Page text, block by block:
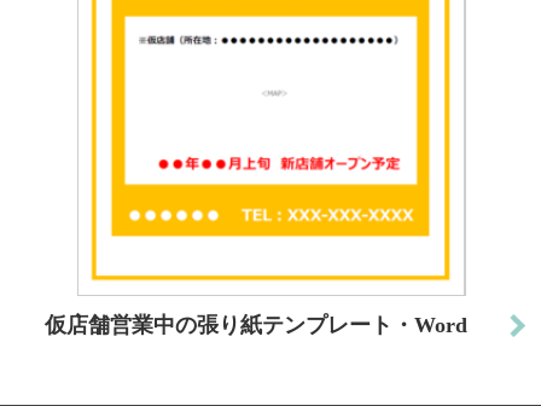
仮店舗営業中の張り紙テンプレート・Word